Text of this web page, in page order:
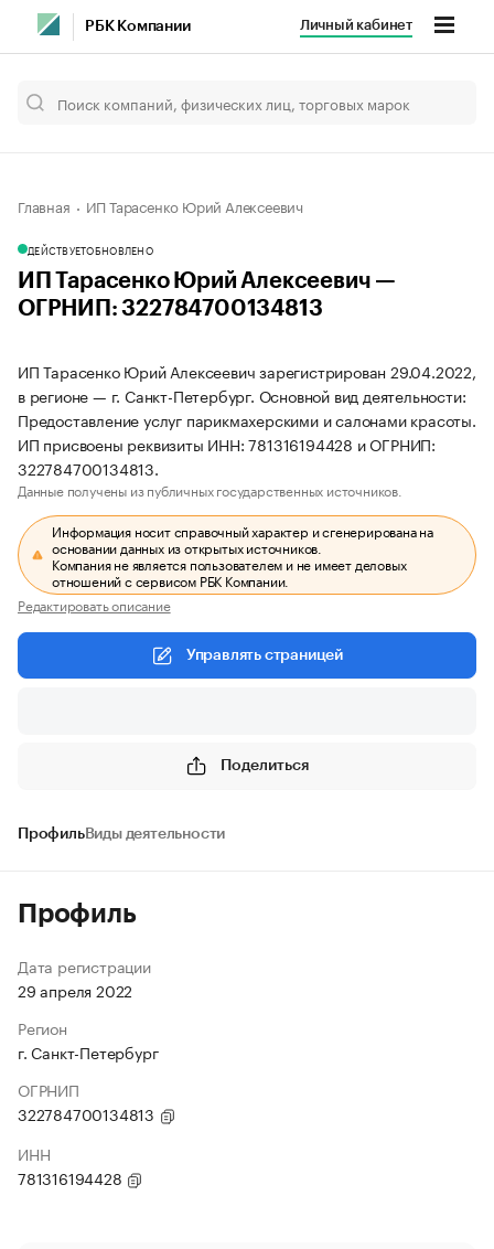
РБК Компании Личный кабинет
Главная ИП Тарасенко Юрий Алексеевич
ДЕЙСТВУЕТОБНОВЛЕНО
ИП Тарасенко Юрий Алексеевич —
ОГРНИП: 322784700134813
ИП Тарасенко Юрий Алексеевич зарегистрирован 29.04.2022,
в регионе — г. Санкт-Петербург. Основной вид деятельности:
Предоставление услуг парикмахерскими и салонами красоты.
ИП присвоены реквизиты ИНН: 781316194428 и ОГРНИП:
322784700134813.
Данные получены из публичных государственных источников.
Информация носит справочный характер и сгенерирована на
основании данных из открытых источников.
Компания не является пользователем и не имеет деловых
отношений с сервисом РБК Компании.
Редактировать описание
Управлять страницей
Поделиться
ПрофильВиды деятельности
Профиль
Дата регистрации
29 апреля 2022
Регион
г. Санкт-Петербург
ОГРНИП
322784700134813
ИНН
781316194428